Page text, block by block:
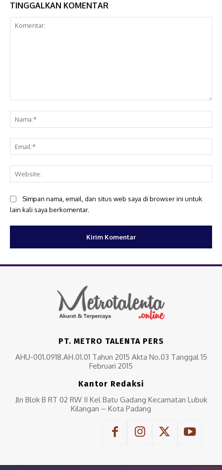
TINGGALKAN KOMENTAR
Simpan nama, email, dan situs web saya di browser ini untuk
lain kali saya berkomentar.
PT. METRO TALENTA PERS
AHU-001.0918.AH.01.01 Tahun 2015 Akta No.03 Tanggal 15
Februari 2015
Kantor Redaksi
Jln Blok B RT 02 RW II Kel Batu Gadang Kecamatan Lubuk
Kilangan – Kota Padang